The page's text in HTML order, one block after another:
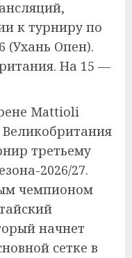
к турниру по
(Ухань Опен).
На 15 —
Mattioli
третьему
2026/27.
чемпионом
начнет
сетке в